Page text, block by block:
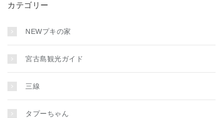
カテゴリー
NEWプキの家
宮古島観光ガイド
三線
タプーちゃん